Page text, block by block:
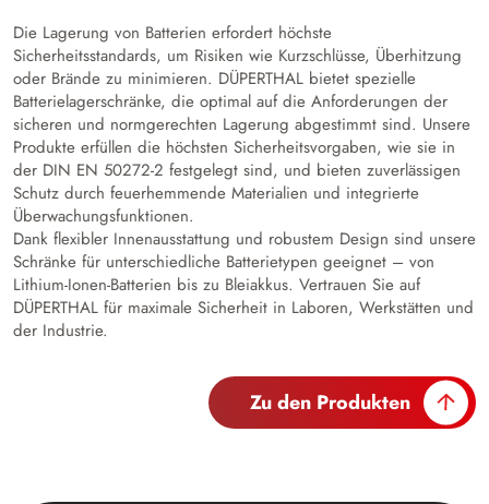
Die Lagerung von Batterien erfordert höchste
Sicherheitsstandards, um Risiken wie Kurzschlüsse, Überhitzung
oder Brände zu minimieren. DÜPERTHAL bietet spezielle
Batterielagerschränke, die optimal auf die Anforderungen der
sicheren und normgerechten Lagerung abgestimmt sind. Unsere
Produkte erfüllen die höchsten Sicherheitsvorgaben, wie sie in
der DIN EN 50272-2 festgelegt sind, und bieten zuverlässigen
Schutz durch feuerhemmende Materialien und integrierte
Überwachungsfunktionen.
Dank flexibler Innenausstattung und robustem Design sind unsere
Schränke für unterschiedliche Batterietypen geeignet – von
Lithium-Ionen-Batterien bis zu Bleiakkus. Vertrauen Sie auf
DÜPERTHAL für maximale Sicherheit in Laboren, Werkstätten und
der Industrie.
Zu den Produkten